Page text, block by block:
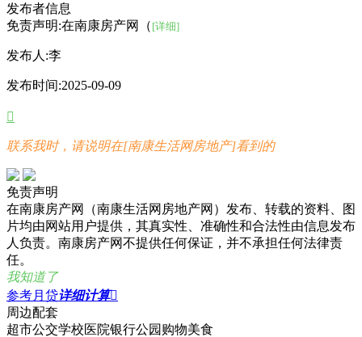
发布者信息
免责声明:在南康房产网（ [详细]
发布人:李
发布时间:2025-09-09

联系我时，请说明在[南康生活网房地产]看到的
免责声明
在南康房产网（南康生活网房地产网）发布、转载的资料、图
片均由网站用户提供，其真实性、准确性和合法性由信息发布
人负责。南康房产网不提供任何保证，并不承担任何法律责
任。
我知道了
参考月贷详细计算
周边配套
超市公交学校医院银行公园 购物美食